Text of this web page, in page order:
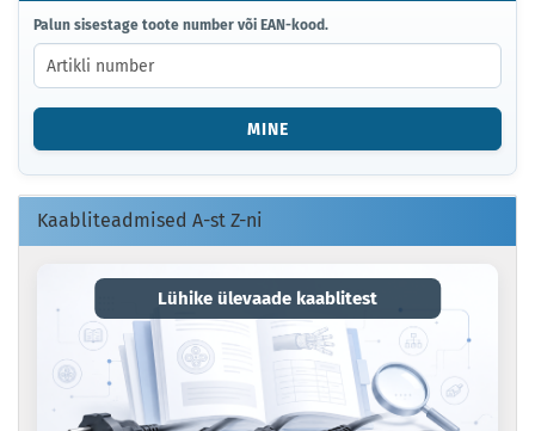
PALUN
SISESTAGE
TOOTE
NUMBER
VÕI
KOOD.
Palun sisestage toote number või EAN-kood.
MINE
Kaabliteadmised A-st Z-ni
Lühike ülevaade kaablitest